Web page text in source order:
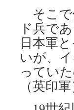
そこで
ド兵で
日本軍
いが、
ってい
（英印